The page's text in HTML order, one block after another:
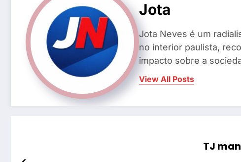
Jota
Jota Neves é um
no interior paulista,
impacto sobre a
View All Posts
TJ